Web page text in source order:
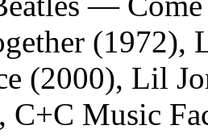
(2000), Lil
C+C Music